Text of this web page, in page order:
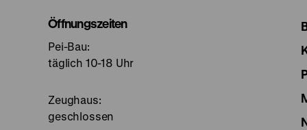
Öffnungszeiten
Pei-Bau:
täglich 10-18 Uhr
Zeughaus:
geschlossen